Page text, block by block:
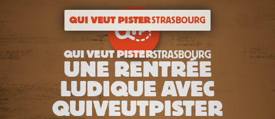
QUI VEUT PISTERSTRASBOURG
QUI VEUT PISTERSTRASBOURG
UNE RENTRÉE
LUDIQUE AVEC
QUIVEUTPISTER